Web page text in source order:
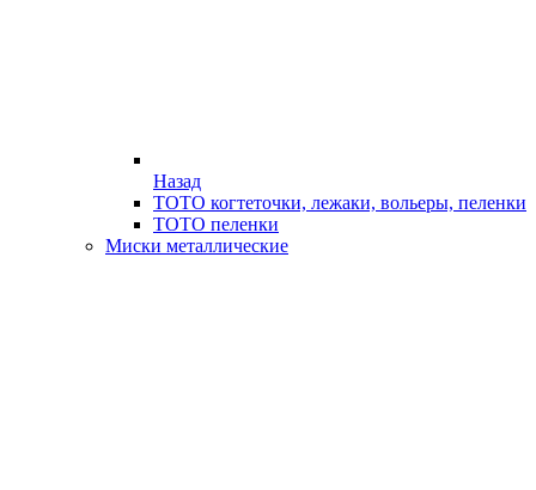
Назад
ТОТО когтеточки, лежаки, вольеры, пеленки
ТОТО пеленки
Миски металлические